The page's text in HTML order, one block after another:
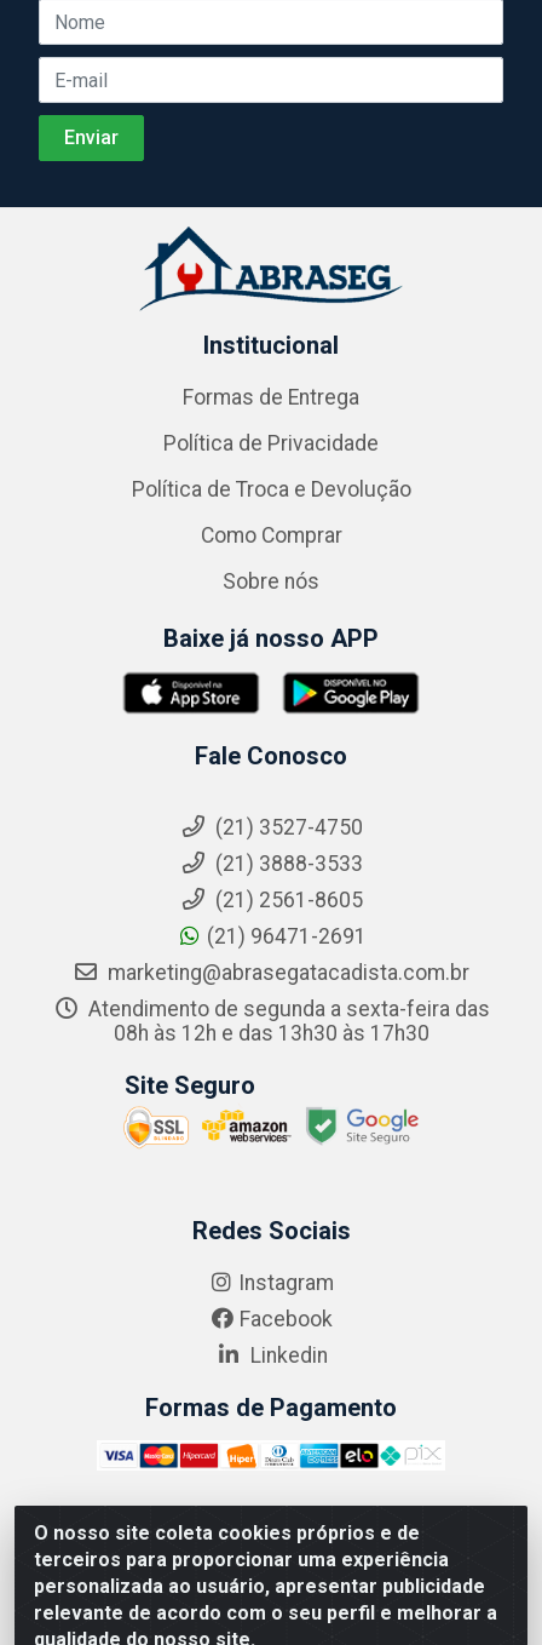
O nosso site coleta cookies próprios e de
terceiros para proporcionar uma experiência
personalizada ao usuário, apresentar publicidade
relevante de acordo com o seu perfil e melhorar a
qualidade do nosso site.
Institucional
Formas de Entrega
Política de Privacidade
Política de Troca e Devolução
Como Comprar
Sobre nós
Baixe já nosso APP
Fale Conosco
(21) 3527-4750
(21) 3888-3533
(21) 2561-8605
(21) 96471-2691
marketing@abrasegatacadista.com.br
Atendimento de segunda a sexta-feira das
08h às 12h e das 13h30 às 17h30
Site Seguro
Redes Sociais
Instagram
Facebook
Linkedin
Formas de Pagamento
ABRASEG COMÉRCIO ATACADISTA LTDA - CNPJ:
10.894.768/0001-00 - Avenida Lobo Júnior, 1045 -
Penha Circular - Rio de Janeiro - RJ - CEP 21020-124